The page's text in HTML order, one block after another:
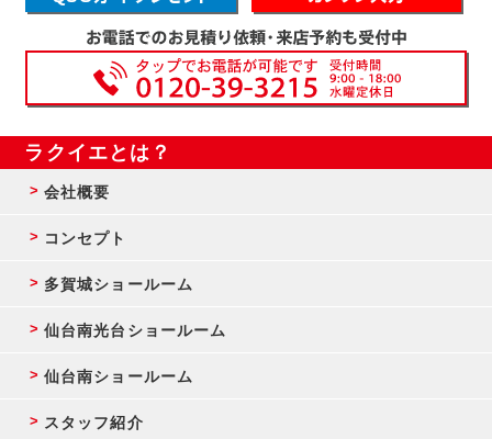
ラクイエとは？
会社概要
コンセプト
多賀城ショールーム
仙台南光台ショールーム
仙台南ショールーム
スタッフ紹介